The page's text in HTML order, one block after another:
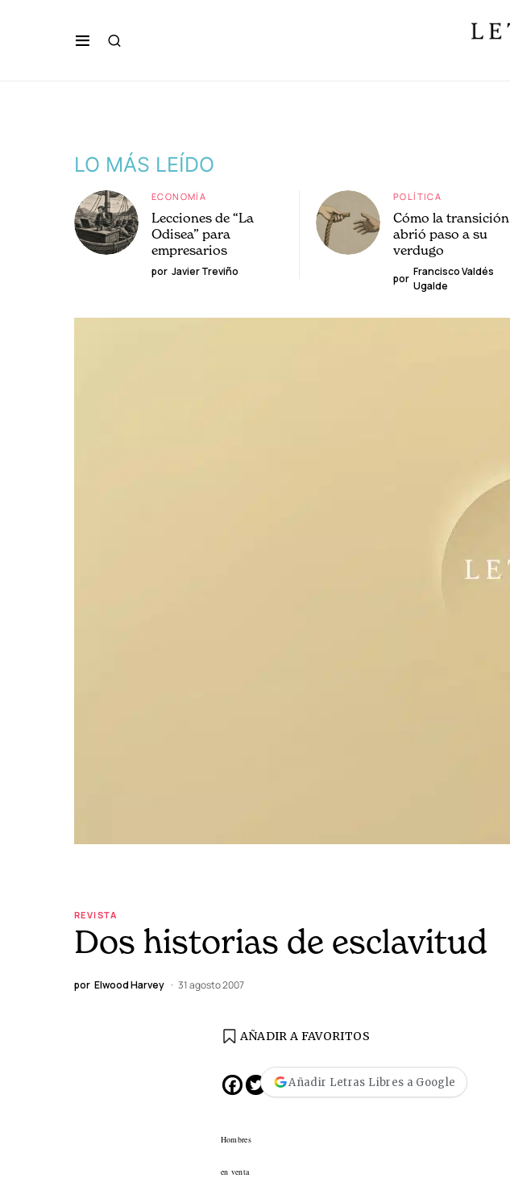
LO MÁS LEÍDO
ECONOMÍA
Lecciones de “La
Odisea” para
empresarios
por Javier Treviño
POLÍTICA
Cómo la transición
abrió paso a su
verdugo
por
Francisco Valdés
Ugalde
REVISTA
Dos historias de esclavitud
por Elwood Harvey 31 agosto 2007
AÑADIR A FAVORITOS
Añadir Letras Libres a Google
Hombres
en venta
EDICIÓN ESPAÑA